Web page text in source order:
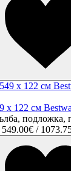
х 122 см
подложка,
549.00€ /